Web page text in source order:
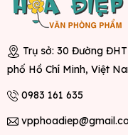
Trụ sở: 30 Đường
phố Hồ Chí Minh, Việt
0983 161 635